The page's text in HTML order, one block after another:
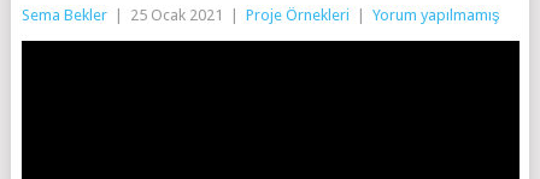
Sema Bekler 25 Ocak 2021 Proje Örnekleri Yorum yapılmamış